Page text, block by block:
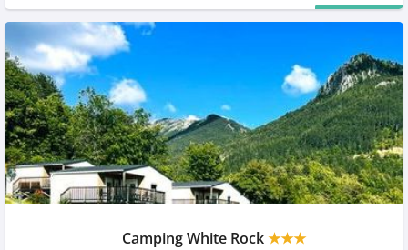
Camping White Rock★★★